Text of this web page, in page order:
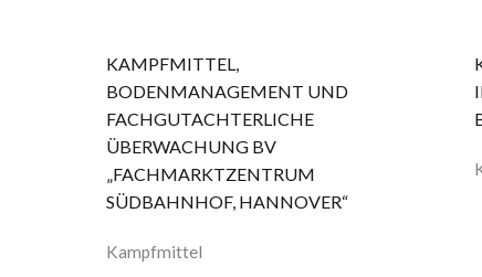
KAMPFMITTEL,
BODENMANAGEMENT UND
FACHGUTACHTERLICHE
ÜBERWACHUNG BV
„FACHMARKTZENTRUM
SÜDBAHNHOF, HANNOVER“
Kampfmittel